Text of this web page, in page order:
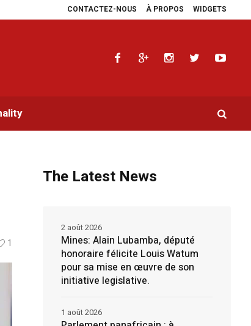
CONTACTEZ-NOUS À PROPOS WIDGETS
en faveur de la RDC. Parlement panafricain : à
1
The Latest News
Mines: Alain Lubamba, député
honoraire félicite Louis Watum
pour sa mise en œuvre de son
initiative legislative.
2 août 2026
1 août 2026